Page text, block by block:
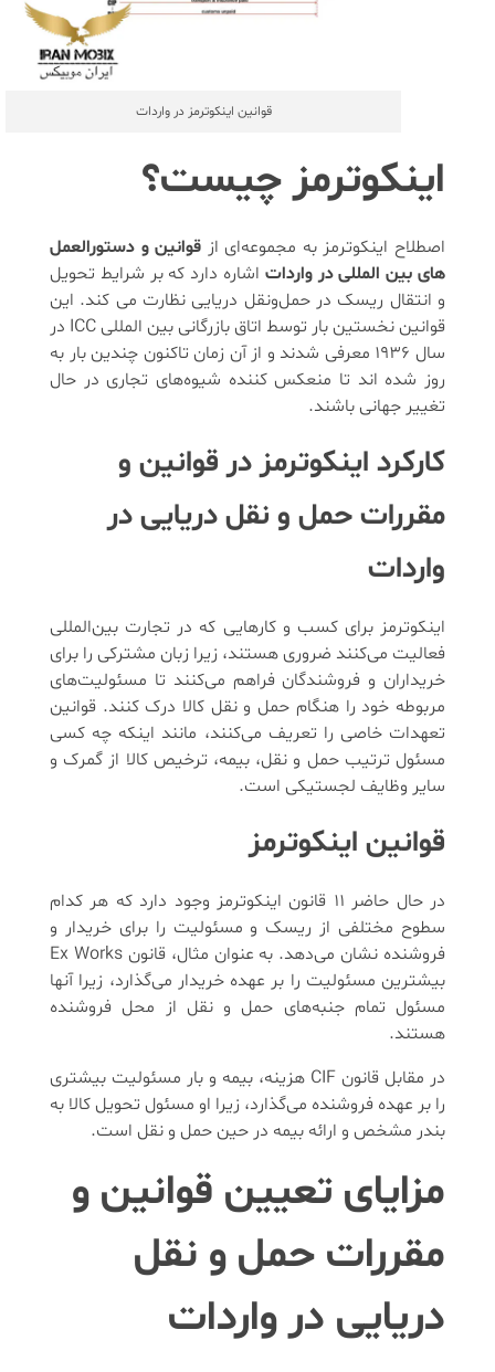
قوانین اینکوترمز در واردات
اینکوترمز چیست؟
اصطلاح اینکوترمز به مجموعه‌ای از قوانین و دستورالعمل
‌های بین‌ المللی در واردات اشاره دارد که بر شرایط تحویل
و انتقال ریسک در حمل‌ونقل دریایی نظارت می کند. این
قوانین نخستین بار توسط اتاق بازرگانی بین المللی ICC در
سال 1936 معرفی شدند و از آن زمان تاکنون چندین بار به
روز شده اند تا منعکس کننده شیوه‌های تجاری در حال
تغییر جهانی باشند.
کارکرد اینکوترمز در قوانین و
مقررات حمل و نقل دریایی در
واردات
اینکوترمز برای کسب و کارهایی که در تجارت بین‌المللی
فعالیت می‌کنند ضروری هستند، زیرا زبان مشترکی را برای
خریداران و فروشندگان فراهم می‌کنند تا مسئولیت‌های
مربوطه خود را هنگام حمل و نقل کالا درک کنند. قوانین
تعهدات خاصی را تعریف می‌کنند، مانند اینکه چه کسی
مسئول ترتیب حمل و نقل، بیمه، ترخیص کالا از گمرک و
سایر وظایف لجستیکی است.
قوانین اینکوترمز
در حال حاضر 11 قانون اینکوترمز وجود دارد که هر کدام
سطوح مختلفی از ریسک و مسئولیت را برای خریدار و
فروشنده نشان می‌دهد. به عنوان مثال، قانون Ex Works
بیشترین مسئولیت را بر عهده خریدار می‌گذارد، زیرا آنها
مسئول تمام جنبه‌های حمل و نقل از محل فروشنده
هستند.
در مقابل قانون CIF هزینه، بیمه و بار مسئولیت بیشتری
را بر عهده فروشنده می‌گذارد، زیرا او مسئول تحویل کالا به
بندر مشخص و ارائه بیمه در حین حمل و نقل است.
مزایای تعیین قوانین و
مقررات حمل و نقل
دریایی در واردات